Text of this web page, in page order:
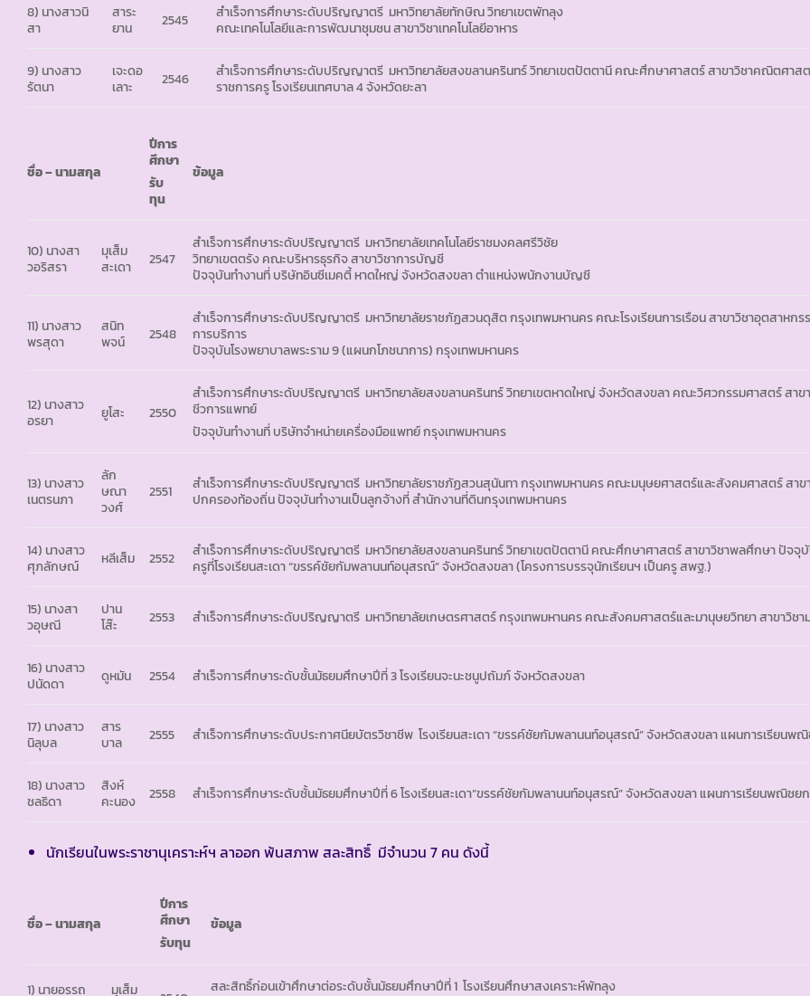
8) นางสาวนิ
สา
สาระ
ยาน
2545
สำเร็จการศึกษาระดับปริญญาตรี มหาวิทยาลัยทักษิณ วิทยาเขตพัทลุง
คณะเทคโนโลยีและการพัฒนาชุมชน สาขาวิชาเทคโนโลยีอาหาร
9) นางสาว
รัตนา
เจะดอ
เลาะ
2546
สำเร็จการศึกษาระดับปริญญาตรี มหาวิทยาลัยสงขลานครินทร์ วิทยาเขตปัตตานี คณะศึกษาศาสตร์ สาขาวิชาคณิตศาส
ราชการครู โรงเรียนเทศบาล 4 จังหวัดยะลา
ชื่อ – นามสกุล
ปีการ
ศึกษา
รับ
ทุน
ข้อมูล
10) นางสา
วอริสรา
มุเส็ม
สะเดา
2547
สำเร็จการศึกษาระดับปริญญาตรี มหาวิทยาลัยเทคโนโลยีราชมงคลศรีวิชัย
วิทยาเขตตรัง คณะบริหารธุรกิจ สาขาวิชาการบัญชี
ปัจจุบันทำงานที่ บริษัทอินซีเมคตี้ หาดใหญ่ จังหวัดสงขลา ตำแหน่งพนักงานบัญชี
11) นางสาว
พรสุดา
สนิท
พจน์
2548
สำเร็จการศึกษาระดับปริญญาตรี มหาวิทยาลัยราชภัฏสวนดุสิต กรุงเทพมหานคร คณะโรงเรียนการเรือน สาขาวิชาอุตสาหกร
การบริการ
ปัจจุบันโรงพยาบาลพระราม 9 (แผนกโภชนาการ) กรุงเทพมหานคร
12) นางสาว
อรยา
ยูโสะ 2550
สำเร็จการศึกษาระดับปริญญาตรี มหาวิทยาลัยสงขลานครินทร์ วิทยาเขตหาดใหญ่ จังหวัดสงขลา คณะวิศวกรรมศาสตร์ สาข
ชีวการแพทย์
ปัจจุบันทำงานที่ บริษัทจำหน่ายเครื่องมือแพทย์ กรุงเทพมหานคร
13) นางสาว
เนตรนภา
ลัก
ษณา
วงศ์
2551
สำเร็จการศึกษาระดับปริญญาตรี มหาวิทยาลัยราชภัฏสวนสุนันทา กรุงเทพมหานคร คณะมนุษยศาสตร์และสังคมศาสตร์ สาข
ปกครองท้องถิ่น ปัจจุบันทำงานเป็นลูกจ้างที่ สำนักงานที่ดินกรุงเทพมหานคร
14) นางสาว
ศุภลักษณ์
หลีเส็ม 2552
สำเร็จการศึกษาระดับปริญญาตรี มหาวิทยาลัยสงขลานครินทร์ วิทยาเขตปัตตานี คณะศึกษาศาสตร์ สาขาวิชาพลศึกษา ปัจจุ
ครูที่โรงเรียนสะเดา “ขรรค์ชัยกัมพลานนท์อนุสรณ์” จังหวัดสงขลา (โครงการบรรจุนักเรียนฯ เป็นครู สพฐ.)
15) นางสา
วอุษณี
ปาน
โส๊ะ
2553 สำเร็จการศึกษาระดับปริญญาตรี มหาวิทยาลัยเกษตรศาสตร์ กรุงเทพมหานคร คณะสังคมศาสตร์และมานุษยวิทยา สาขาวิชา
16) นางสาว
ปนัดดา
ดูหมัน 2554 สำเร็จการศึกษาระดับชั้นมัธยมศึกษาปีที่ 3 โรงเรียนจะนะชนูปถัมภ์ จังหวัดสงขลา
17) นางสาว
นิลุบล
สาร
บาล
2555 สำเร็จการศึกษาระดับประกาศนียบัตรวิชาชีพ โรงเรียนสะเดา “ขรรค์ชัยกัมพลานนท์อนุสรณ์” จังหวัดสงขลา แผนการเรียนพ
18) นางสาว
ชลธิดา
สิงห์
คะนอง
2558 สำเร็จการศึกษาระดับชั้นมัธยมศึกษาปีที่ 6 โรงเรียนสะเดา”ขรรค์ชัยกัมพลานนท์อนุสรณ์” จังหวัดสงขลา แผนการเรียนพณิชย
นักเรียนในพระราชานุเคราะห์ฯ ลาออก พ้นสภาพ สละสิทธิ์ มีจำนวน 7 คน ดังนี้
ชื่อ – นามสกุล
ปีการ
ศึกษา
รับทุน
ข้อมูล
1) นายอรรถ มุเส็ม สละสิทธิ์ก่อนเข้าศึกษาต่อระดับชั้นมัธยมศึกษาปีที่ 1 โรงเรียนศึกษาสงเคราะห์พัทลุง